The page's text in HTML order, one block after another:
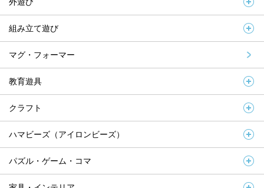
組み立て遊び
マグ・フォーマー
教育遊具
クラフト
ハマビーズ（アイロンビーズ）
パズル・ゲーム・コマ